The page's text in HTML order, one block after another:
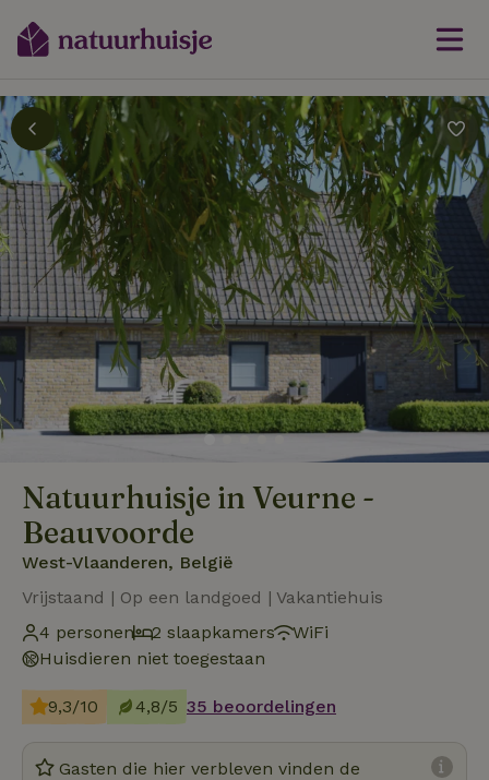
Natuurhuisje in Veurne -
Beauvoorde
West-Vlaanderen, België
Vrijstaand | Op een landgoed | Vakantiehuis
4 personen
2 slaapkamers
WiFi
Huisdieren niet toegestaan
9,3/10 4,8/5 35 beoordelingen
Gasten die hier verbleven vinden de